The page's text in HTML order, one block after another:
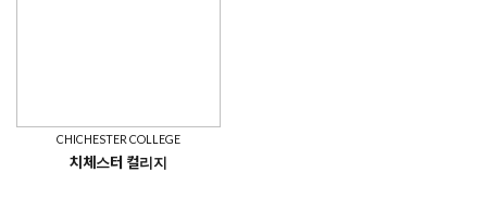
CHICHESTER COLLEGE
치체스터 컬리지